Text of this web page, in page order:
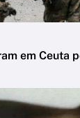
em Ceuta